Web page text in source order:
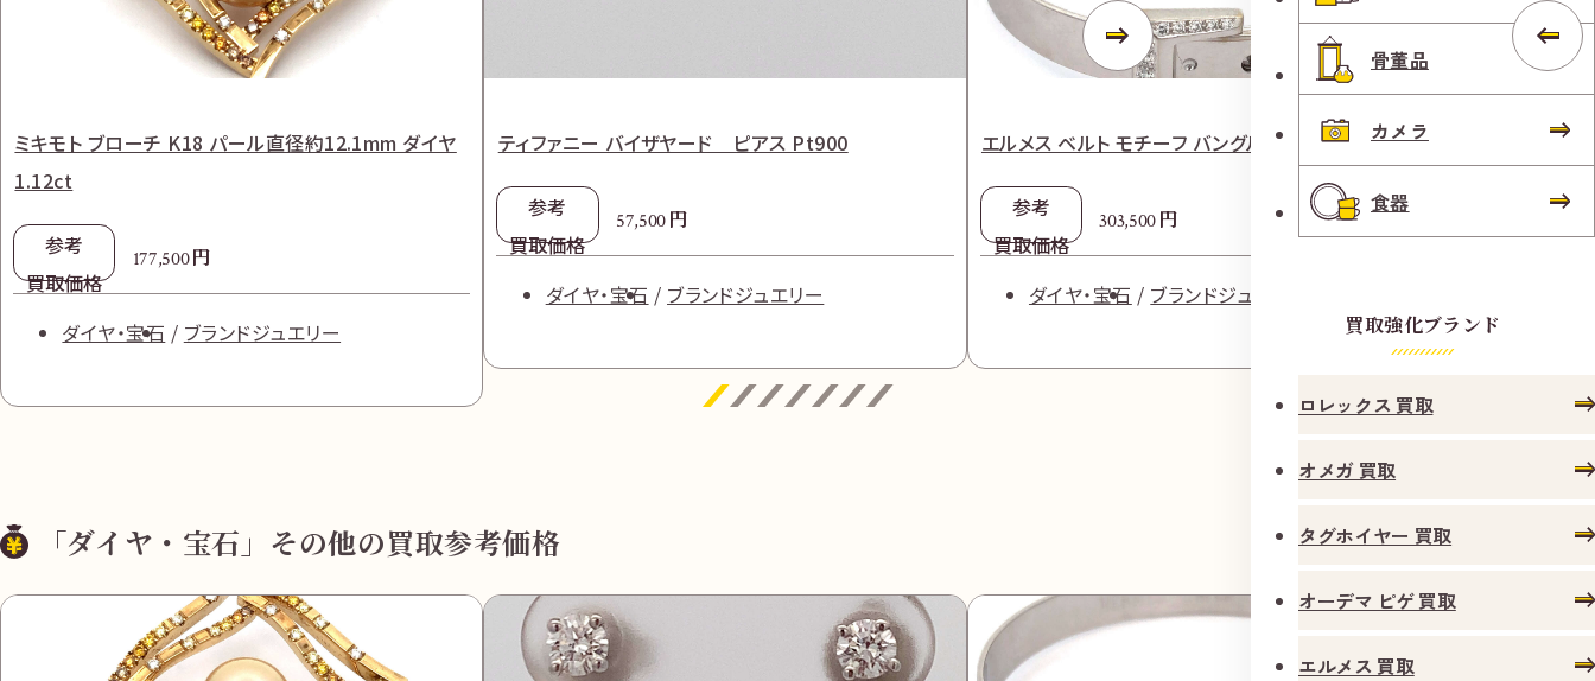
ミキモト ブローチ K18 パール直径約12.1mm ダイヤ
1.12ct
参考
買取価格
177,500円
ダイヤ・宝石 ブランドジュエリー
ティファニー バイザヤード ピアス Pt900
参考
買取価格
57,500円
ダイヤ・宝石 ブランドジュエリー
エルメス ベルト モチーフ バングル 750 内径約16.0㎝
参考
買取価格
303,500円
ダイヤ・宝石 ブランドジュエリー
カルティエ
参考
「ダイヤ・宝石」その他の買取参考価格
骨董品
カメラ
食器
買取強化ブランド
ロレックス 買取
オメガ 買取
タグホイヤー 買取
オーデマ ピゲ 買取
エルメス 買取